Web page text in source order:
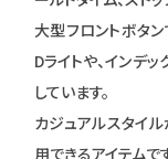
大型フロントボタ
Dライトや、インデ
しています。
カジュアルスタイ
用できるアイテムで